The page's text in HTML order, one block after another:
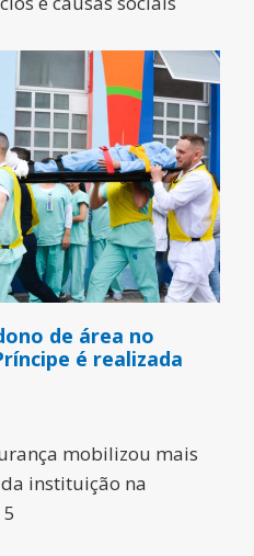
de área no
é realizada
mobilizou mais
instituição na